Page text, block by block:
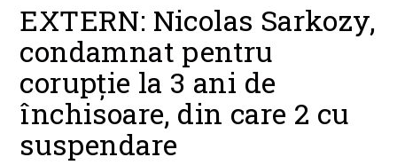
EXTERN: Nicolas Sarkozy,
condamnat pentru
corupție la 3 ani de
închisoare, din care 2 cu
suspendare